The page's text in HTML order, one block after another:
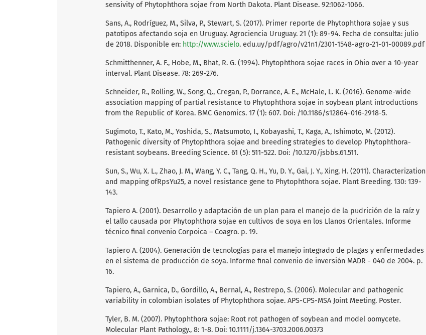
sensivity of Phytophthora sojae from North Dakota. Plant Disease. 92:1062-1066.
Sans, A., Rodríguez, M., Silva, P., Stewart, S. (2017). Primer reporte de Phytophthora sojae y sus
patotipos afectando soja en Uruguay. Agrociencia Uruguay. 21 (1): 89-94. Fecha de consulta: julio
de 2018. Disponible en: http://www.scielo. edu.uy/pdf/agro/v21n1/2301-1548-agro-21-01-00089.pdf
Schmitthenner, A. F., Hobe, M., Bhat, R. G. (1994). Phytophthora sojae races in Ohio over a 10-year
interval. Plant Disease. 78: 269-276.
Schneider, R., Rolling, W., Song, Q., Cregan, P., Dorrance, A. E., McHale, L. K. (2016). Genome-wide
association mapping of partial resistance to Phytophthora sojae in soybean plant introductions
from the Republic of Korea. BMC Genomics. 17 (1): 607. Doi: /10.1186/s12864-016-2918-5.
Sugimoto, T., Kato, M., Yoshida, S., Matsumoto, I., Kobayashi, T., Kaga, A., Ishimoto, M. (2012).
Pathogenic diversity of Phytophthora sojae and breeding strategies to develop Phytophthora-
resistant soybeans. Breeding Science. 61 (5): 511-522. Doi: /10.1270/jsbbs.61.511.
Sun, S., Wu, X. L., Zhao, J. M., Wang, Y. C., Tang, Q. H., Yu, D. Y., Gai, J. Y., Xing, H. (2011). Characterization
and mapping ofRpsYu25, a novel resistance gene to Phytophthora sojae. Plant Breeding. 130: 139-
143.
Tapiero A. (2001). Desarrollo y adaptación de un plan para el manejo de la pudrición de la raíz y
el tallo causada por Phytophthora sojae en cultivos de soya en los Llanos Orientales. Informe
técnico final convenio Corpoica – Coagro. p. 19.
Tapiero A. (2004). Generación de tecnologías para el manejo integrado de plagas y enfermedades
en el sistema de producción de soya. Informe final convenio de inversión MADR - 040 de 2004. p.
16.
Tapiero, A., Garnica, D., Gordillo, A., Bernal, A., Restrepo, S. (2006). Molecular and pathogenic
variability in colombian isolates of Phytophthora sojae. APS-CPS-MSA Joint Meeting. Poster.
Tyler, B. M. (2007). Phytophthora sojae: Root rot pathogen of soybean and model oomycete.
Molecular Plant Pathology., 8: 1-8. Doi: 10.1111/j.1364-3703.2006.00373